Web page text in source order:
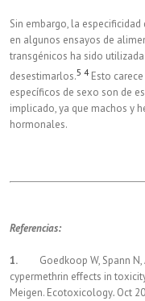
Sin embargo, la
en algunos ensayos de
transgénicos ha sido
desestimarlos.5 4Esto
específicos de sexo son de
implicado, ya que machos y
hormonales.
Referencias:
1. Goedkoop W, Spann N,
cypermethrin effects in
Meigen. Ecotoxicology. Oct